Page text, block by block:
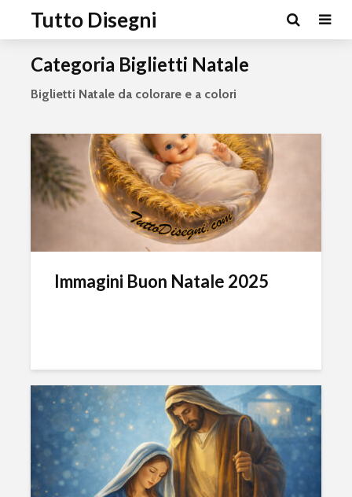
Tutto Disegni
Categoria Biglietti Natale
Biglietti Natale da colorare e a colori
Immagini Buon Natale 2025